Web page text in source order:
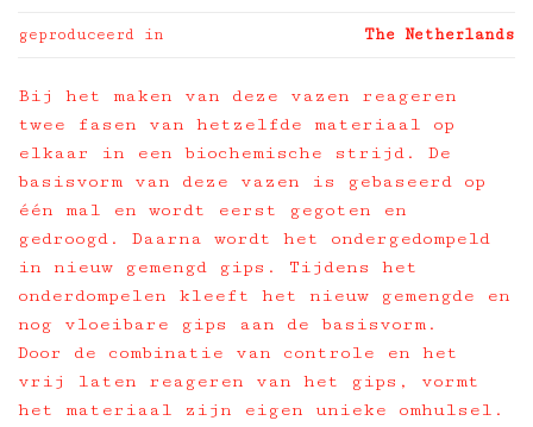
geproduceerd in The Netherlands
Bij het maken van deze vazen reageren
twee fasen van hetzelfde materiaal op
elkaar in een biochemische strijd. De
basisvorm van deze vazen is gebaseerd op
één mal en wordt eerst gegoten en
gedroogd. Daarna wordt het ondergedompeld
in nieuw gemengd gips. Tijdens het
onderdompelen kleeft het nieuw gemengde en
nog vloeibare gips aan de basisvorm.
Door de combinatie van controle en het
vrij laten reageren van het gips, vormt
het materiaal zijn eigen unieke omhulsel.